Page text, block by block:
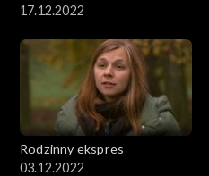
17.12.2022
Rodzinny ekspres
03.12.2022